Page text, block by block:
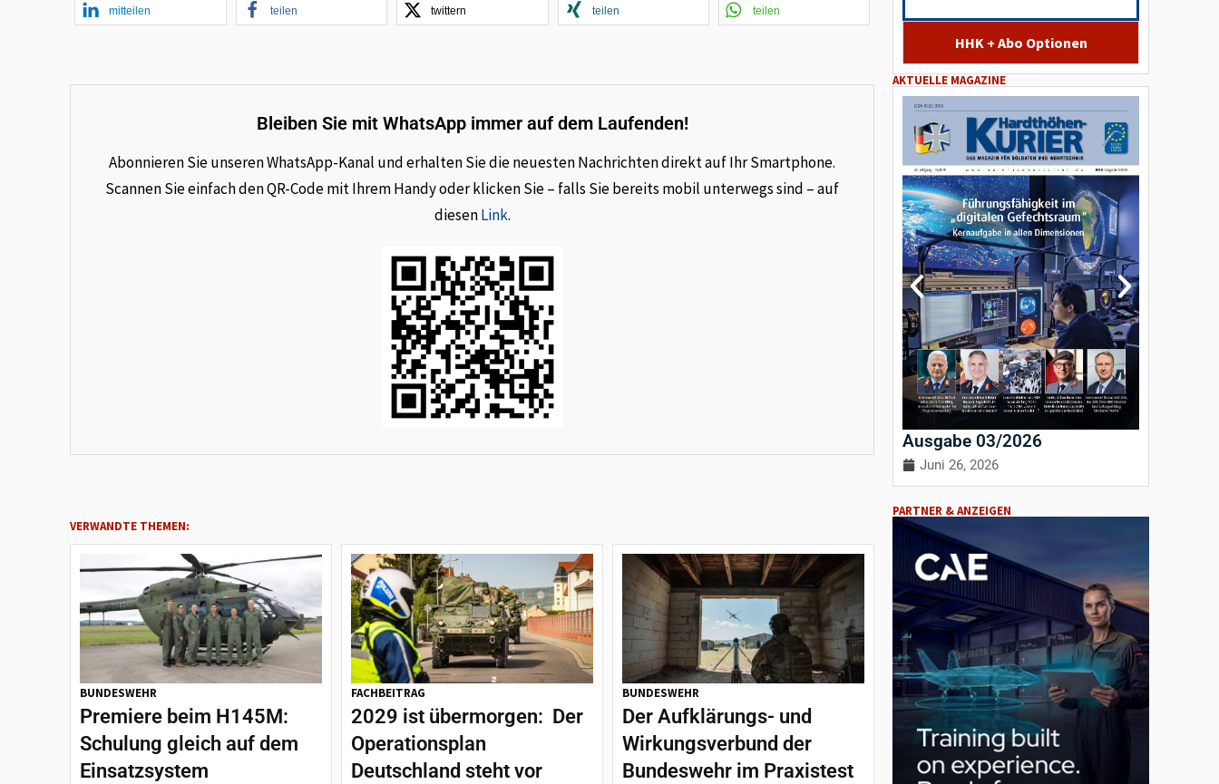
mitteilen teilen twittern teilen teilen
Bleiben Sie mit WhatsApp immer auf dem Laufenden!
Abonnieren Sie unseren WhatsApp-Kanal und erhalten Sie die neuesten Nachrichten direkt auf Ihr Smartphone.
Scannen Sie einfach den QR-Code mit Ihrem Handy oder klicken Sie – falls Sie bereits mobil unterwegs sind – auf
diesenLink.
VERWANDTE THEMEN:
BUNDESWEHR
Premiere beim H145M:
Schulung gleich auf dem
Einsatzsystem
FACHBEITRAG
2029 ist übermorgen: Der
Operationsplan
Deutschland steht vor
BUNDESWEHR
Der Aufklärungs- und
Wirkungsverbund der
Bundeswehr im Praxistest
HHK + Abo Optionen
AKTUELLE MAGAZINE
Ausgabe 03/2026
Juni 26, 2026
PARTNER & ANZEIGEN